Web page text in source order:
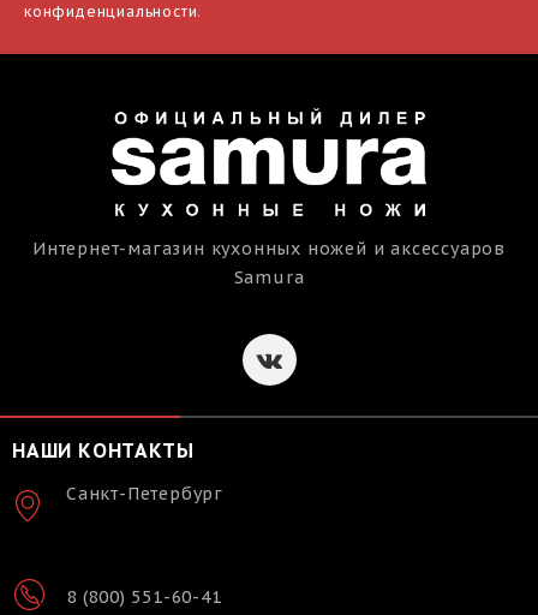
конфиденциальности.
Интернет-магазин кухонных ножей и аксессуаров
Samura
НАШИ КОНТАКТЫ
Санкт-Петербург
8 (800) 551-60-41